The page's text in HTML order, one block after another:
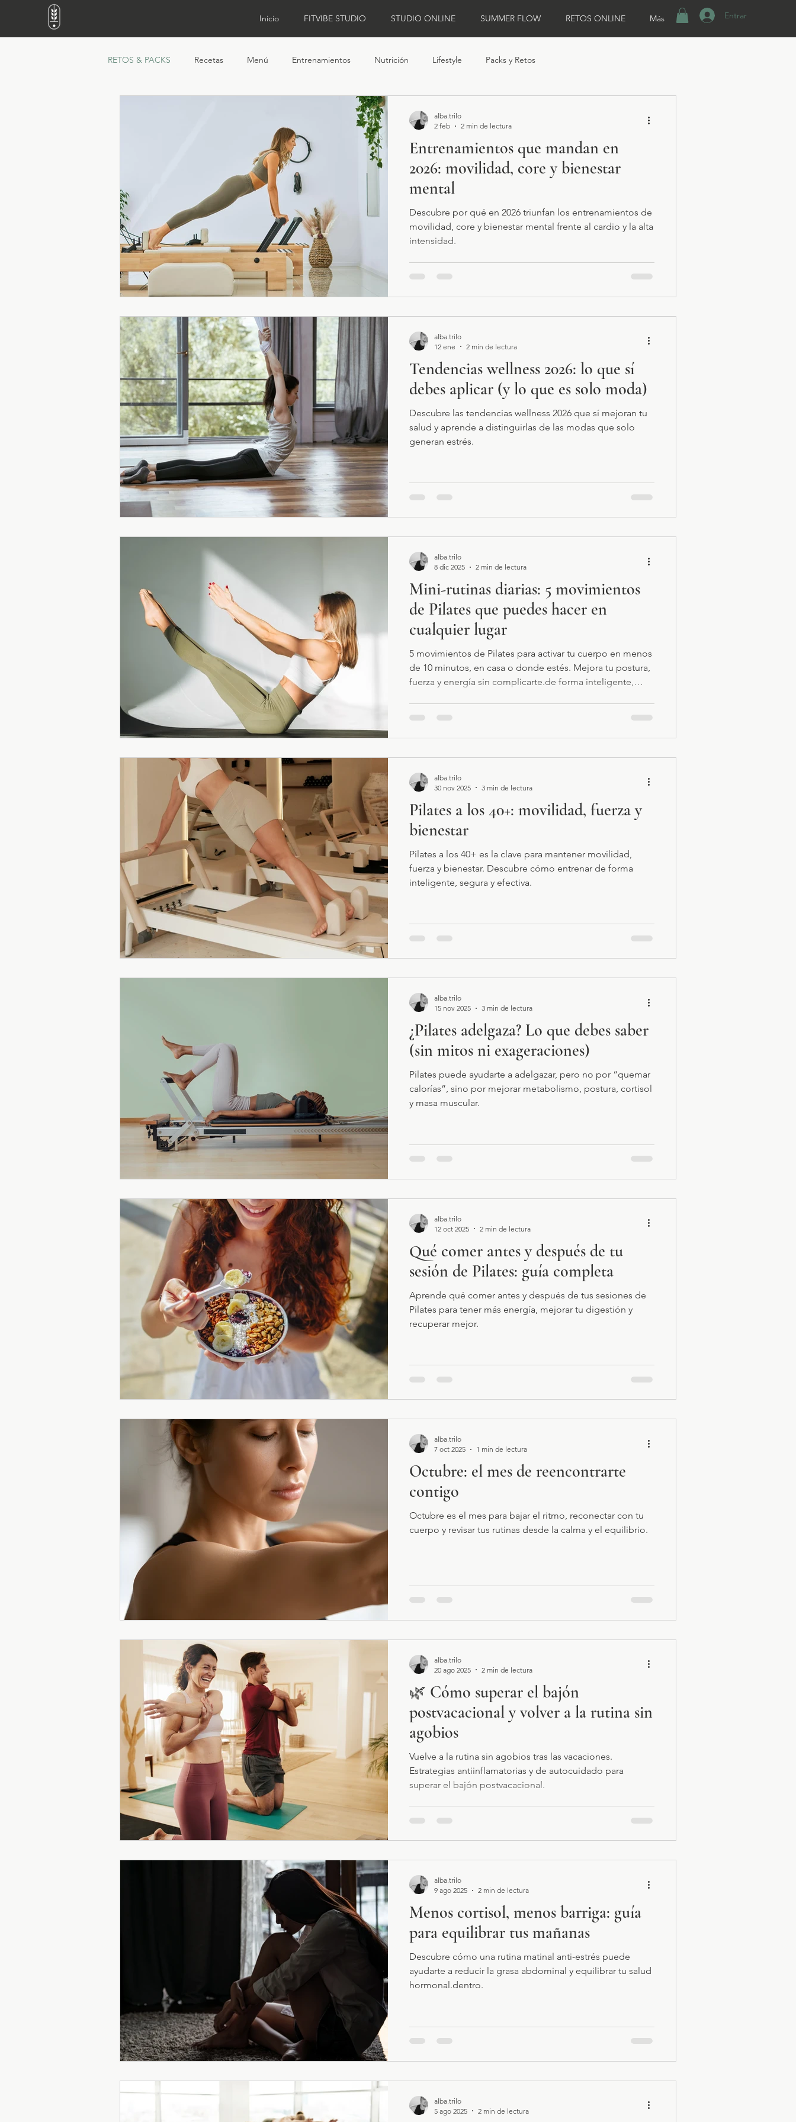
Inicio FITVIBE STUDIO STUDIO ONLINE SUMMER FLOW RETOS ONLINE Más Entrar
RETOS & PACKS Recetas Menú Entrenamientos Nutrición Lifestyle Packs y Retos
Entrenamientos que mandan en
2026: movilidad, core y bienestar
mental
Descubre por qué en 2026 triunfan los entrenamientos de
movilidad, core y bienestar mental frente al cardio y la alta
intensidad.
alba.trilo
2 feb
2 min de lectura
Tendencias wellness 2026: lo que sí
debes aplicar (y lo que es solo moda)
Descubre las tendencias wellness 2026 que sí mejoran tu
salud y aprende a distinguirlas de las modas que solo
generan estrés.
alba.trilo
12 ene
2 min de lectura
Mini-rutinas diarias: 5 movimientos
de Pilates que puedes hacer en
cualquier lugar
5 movimientos de Pilates para activar tu cuerpo en menos
de 10 minutos, en casa o donde estés. Mejora tu postura,
fuerza y energía sin complicarte.de forma inteligente,
alba.trilo
8 dic 2025
2 min de lectura
Pilates a los 40+: movilidad, fuerza y
bienestar
Pilates a los 40+ es la clave para mantener movilidad,
fuerza y bienestar. Descubre cómo entrenar de forma
inteligente, segura y efectiva.
alba.trilo
30 nov 2025
3 min de lectura
¿Pilates adelgaza? Lo que debes saber
(sin mitos ni exageraciones)
Pilates puede ayudarte a adelgazar, pero no por “quemar
calorías”, sino por mejorar metabolismo, postura, cortisol
y masa muscular.
alba.trilo
15 nov 2025
3 min de lectura
Qué comer antes y después de tu
sesión de Pilates: guía completa
Aprende qué comer antes y después de tus sesiones de
Pilates para tener más energía, mejorar tu digestión y
recuperar mejor.
alba.trilo
12 oct 2025
2 min de lectura
Octubre: el mes de reencontrarte
contigo
Octubre es el mes para bajar el ritmo, reconectar con tu
cuerpo y revisar tus rutinas desde la calma y el equilibrio.
alba.trilo
7 oct 2025
1 min de lectura
🌿 Cómo superar el bajón
postvacacional y volver a la rutina sin
agobios
Vuelve a la rutina sin agobios tras las vacaciones.
Estrategias antiinflamatorias y de autocuidado para
superar el bajón postvacacional.
alba.trilo
20 ago 2025
2 min de lectura
Menos cortisol, menos barriga: guía
para equilibrar tus mañanas
Descubre cómo una rutina matinal anti-estrés puede
ayudarte a reducir la grasa abdominal y equilibrar tu salud
hormonal.dentro.
alba.trilo
9 ago 2025
2 min de lectura
alba.trilo
5 ago 2025
2 min de lectura